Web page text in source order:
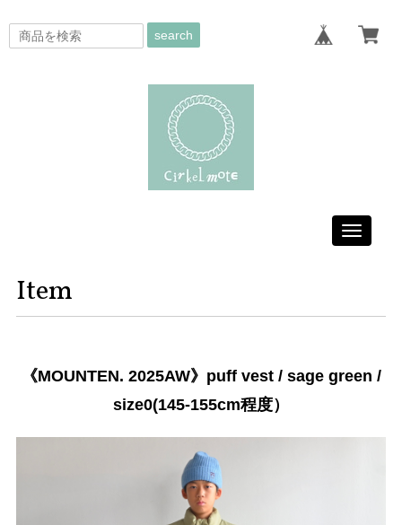
search
Toggle
Item
《MOUNTEN. 2025AW》puff vest / sage green /
size0(145-155cm程度）